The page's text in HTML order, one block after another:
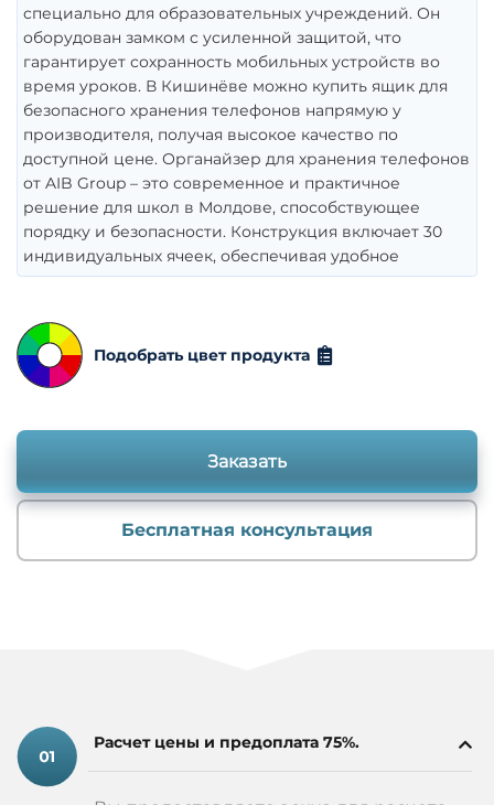
специально для образовательных учреждений. Он
оборудован замком с усиленной защитой, что
гарантирует сохранность мобильных устройств во
время уроков. В Кишинёве можно купить ящик для
безопасного хранения телефонов напрямую у
производителя, получая высокое качество по
доступной цене. Органайзер для хранения телефонов
от AIB Group – это современное и практичное
решение для школ в Молдове, способствующее
порядку и безопасности. Конструкция включает 30
индивидуальных ячеек, обеспечивая удобное
размещение гаджетов.
Подобрать цвет продукта
Заказать
Бесплатная консультация
Расчет цены и предоплата 75%.